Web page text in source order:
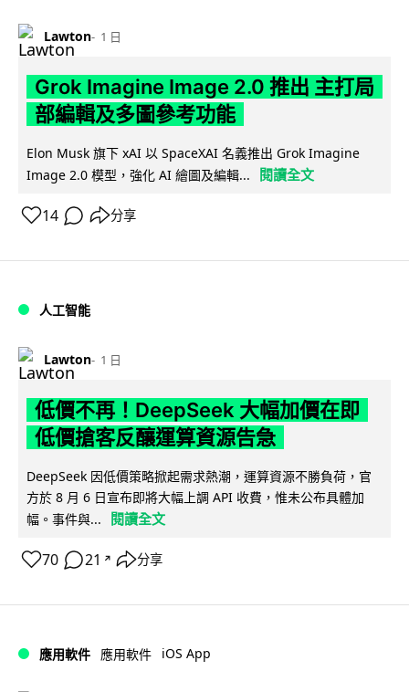
Lawton 1 日
Grok Imagine Image 2.0 推出 主打局
部編輯及多圖參考功能
Elon Musk 旗下 xAI 以 SpaceXAI 名義推出 Grok Imagine
Image 2.0 模型，強化 AI 繪圖及編輯...
閱讀全文
14 分享
人工智能
Lawton 1 日
低價不再！DeepSeek 大幅加價在即
低價搶客反釀運算資源告急
DeepSeek 因低價策略掀起需求熱潮，運算資源不勝負荷，官
方於 8 月 6 日宣布即將大幅上調 API 收費，惟未公布具體加
幅。事件與...
閱讀全文
70 21 ↗ 分享
應用軟件 應用軟件 iOS App